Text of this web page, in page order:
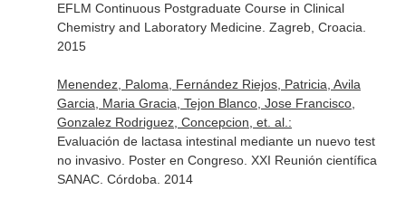
EFLM Continuous Postgraduate Course in Clinical
Chemistry and Laboratory Medicine. Zagreb, Croacia.
2015
Menendez, Paloma, Fernández Riejos, Patricia, Avila
Garcia, Maria Gracia, Tejon Blanco, Jose Francisco,
Gonzalez Rodriguez, Concepcion, et. al.:
Evaluación de lactasa intestinal mediante un nuevo test
no invasivo. Poster en Congreso. XXI Reunión científica
SANAC. Córdoba. 2014